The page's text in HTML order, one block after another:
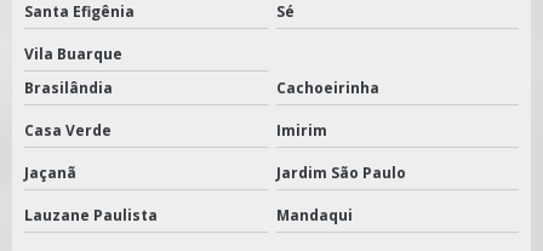
Santa Efigênia Sé
Vila Buarque
Brasilândia
Cachoeirinha
Casa Verde Imirim
Jaçanã Jardim São Paulo
Lauzane Paulista Mandaqui